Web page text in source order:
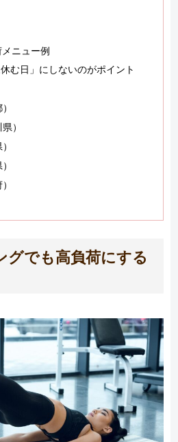
ニュー例
む日」にしないのがポイント
）
グでも高負荷にする